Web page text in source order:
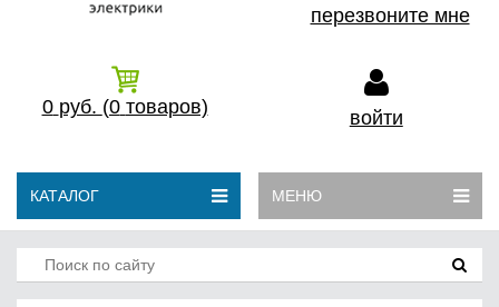
перезвоните мне
0 руб. (0 товаров) войти
КАТАЛОГ МЕНЮ